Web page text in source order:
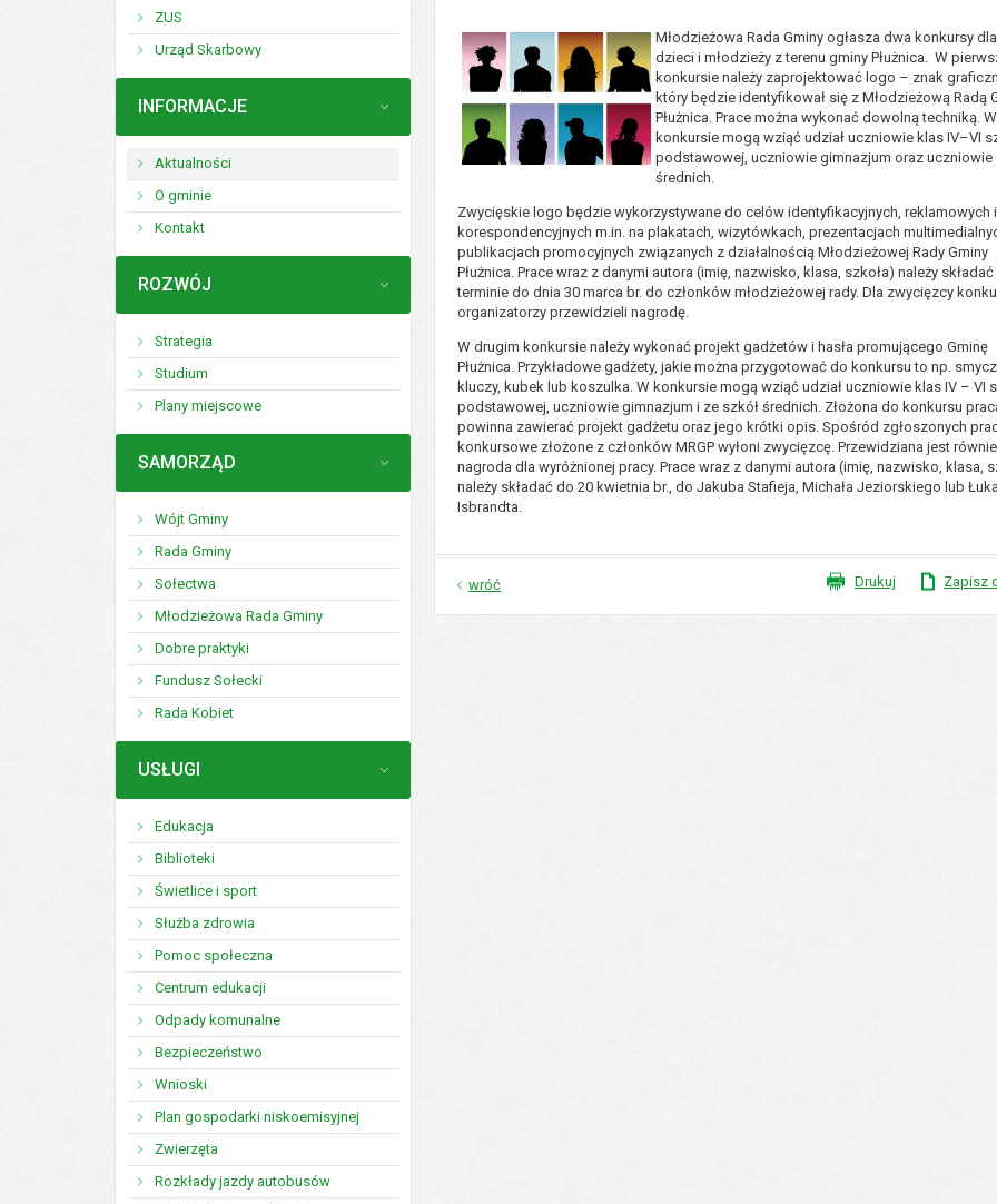
ZUS
Urząd Skarbowy
MENU
INFORMACJE
Aktualności
O gminie
Kontakt
MENU
ROZWÓJ
Strategia
Studium
Plany miejscowe
MENU
SAMORZĄD
Wójt Gminy
Rada Gminy
Sołectwa
Młodzieżowa Rada Gminy
Dobre praktyki
Fundusz Sołecki
Rada Kobiet
MENU
USŁUGI
Edukacja
Biblioteki
Świetlice i sport
Służba zdrowia
Pomoc społeczna
Centrum edukacji
Odpady komunalne
Bezpieczeństwo
Wnioski
Plan gospodarki niskoemisyjnej
Zwierzęta
Rozkłady jazdy autobusów
Młodzieżowa Rada Gminy ogłasza dwa konkursy dla
dzieci i młodzieży z terenu gminy Płużnica. W
konkursie należy zaprojektować logo – znak
który będzie identyfikował się z Młodzieżową Radą
Płużnica. Prace można wykonać dowolną techniką. W
konkursie mogą wziąć udział uczniowie klas IV–VI
podstawowej, uczniowie gimnazjum oraz uczniowie
średnich.
Zwycięskie logo będzie wykorzystywane do celów identyfikacyjnych, reklamowych i
korespondencyjnych m.in. na plakatach, wizytówkach, prezentacjach
publikacjach promocyjnych związanych z działalnością Młodzieżowej Rady Gminy
Płużnica. Prace wraz z danymi autora (imię, nazwisko, klasa, szkoła) należy składać
terminie do dnia 30 marca br. do członków młodzieżowej rady. Dla zwycięzcy
organizatorzy przewidzieli nagrodę.
W drugim konkursie należy wykonać projekt gadżetów i hasła promującego Gminę
Płużnica. Przykładowe gadżety, jakie można przygotować do konkursu to np.
kluczy, kubek lub koszulka. W konkursie mogą wziąć udział uczniowie klas IV – VI
podstawowej, uczniowie gimnazjum i ze szkół średnich. Złożona do konkursu
powinna zawierać projekt gadżetu oraz jego krótki opis. Spośród zgłoszonych
konkursowe złożone z członków MRGP wyłoni zwycięzcę. Przewidziana jest
nagroda dla wyróżnionej pracy. Prace wraz z danymi autora (imię, nazwisko, klasa,
należy składać do 20 kwietnia br., do Jakuba Stafieja, Michała Jeziorskiego lub
Isbrandta.
wróć Drukuj Zapisz